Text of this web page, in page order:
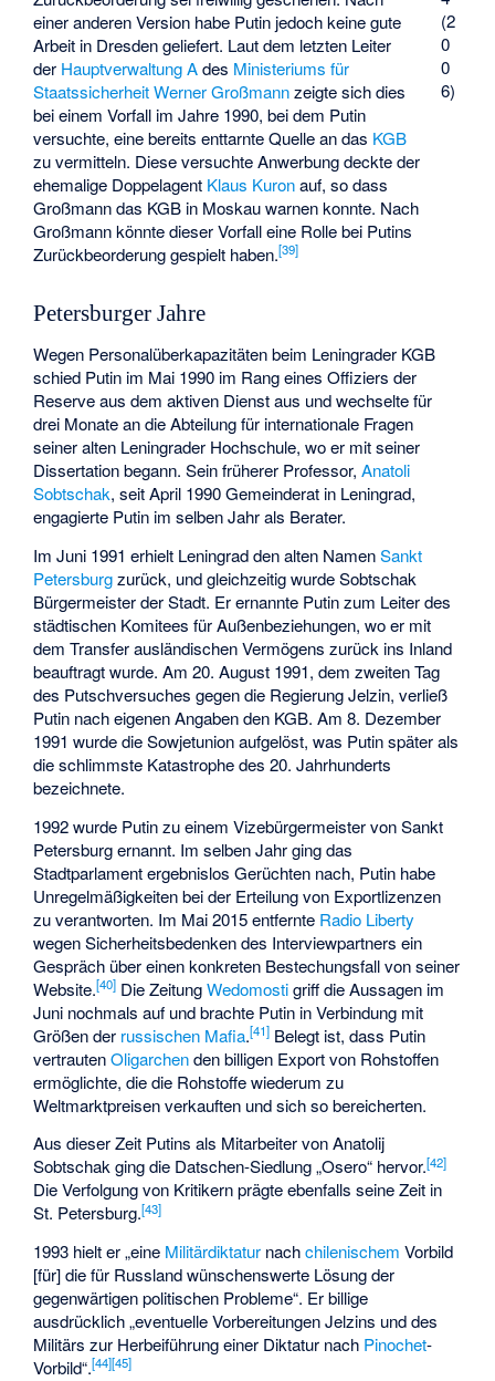
(2
0
0
6)
einer anderen Version habe Putin jedoch keine gute
Arbeit in Dresden geliefert. Laut dem letzten Leiter
der Hauptverwaltung Ades Ministeriums für
Staatssicherheit Werner Großmannzeigte sich dies
bei einem Vorfall im Jahre 1990, bei dem Putin
versuchte, eine bereits enttarnte Quelle an das KGB
zu vermitteln. Diese versuchte Anwerbung deckte der
ehemalige Doppelagent Klaus Kuronauf, so dass
Großmann das KGB in Moskau warnen konnte. Nach
Großmann könnte dieser Vorfall eine Rolle bei Putins
Zurückbeorderung gespielt haben.[39]
Petersburger Jahre
Wegen Personalüberkapazitäten beim Leningrader KGB
schied Putin im Mai 1990 im Rang eines Offiziers der
Reserve aus dem aktiven Dienst aus und wechselte für
drei Monate an die Abteilung für internationale Fragen
seiner alten Leningrader Hochschule, wo er mit seiner
Dissertation begann. Sein früherer Professor,Anatoli
Sobtschak, seit April 1990 Gemeinderat in Leningrad,
engagierte Putin im selben Jahr als Berater.
Im Juni 1991 erhielt Leningrad den alten NamenSankt
Petersburgzurück, und gleichzeitig wurde Sobtschak
Bürgermeister der Stadt. Er ernannte Putin zum Leiter des
städtischen Komitees für Außenbeziehungen, wo er mit
dem Transfer ausländischen Vermögens zurück ins Inland
beauftragt wurde. Am 20. August 1991, dem zweiten Tag
des Putschversuches gegen die Regierung Jelzin, verließ
Putin nach eigenen Angaben den KGB. Am 8. Dezember
1991 wurde die Sowjetunion aufgelöst, was Putin später als
die schlimmste Katastrophe des 20. Jahrhunderts
bezeichnete.
1992 wurde Putin zu einem Vizebürgermeister von Sankt
Petersburg ernannt. Im selben Jahr ging das
Stadtparlament ergebnislos Gerüchten nach, Putin habe
Unregelmäßigkeiten bei der Erteilung von Exportlizenzen
zu verantworten. Im Mai 2015 entfernte Radio Liberty
wegen Sicherheitsbedenken des Interviewpartners ein
Gespräch über einen konkreten Bestechungsfall von seiner
Website.[40] Die ZeitungWedomostigriff die Aussagen im
Juni nochmals auf und brachte Putin in Verbindung mit
Größen der russischen Mafia.[41] Belegt ist, dass Putin
vertrautenOligarchenden billigen Export von Rohstoffen
ermöglichte, die die Rohstoffe wiederum zu
Weltmarktpreisen verkauften und sich so bereicherten.
Aus dieser Zeit Putins als Mitarbeiter von Anatolij
Sobtschak ging die Datschen-Siedlung „Osero“ hervor.[42]
Die Verfolgung von Kritikern prägte ebenfalls seine Zeit in
St. Petersburg.[43]
1993 hielt er „eine Militärdiktatur nachchilenischem Vorbild
[für] die für Russland wünschenswerte Lösung der
gegenwärtigen politischen Probleme“. Er billige
ausdrücklich „eventuelle Vorbereitungen Jelzins und des
Militärs zur Herbeiführung einer Diktatur nach Pinochet-
Vorbild“.[44][45]